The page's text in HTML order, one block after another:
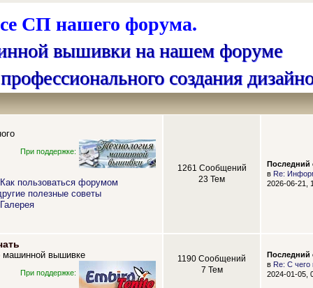
СП нашего форума.
вышивки на нашем форуме
создания
При поддержке:
Как пользоваться форумом
полезные советы
Галерея
1261 Сообщений
23 Тем
Последний
в Re:
2026-06-21,
машинной вышивке
При поддержке:
1190 Сообщений
7 Тем
Последний
в Re: С чего
2024-01-05,